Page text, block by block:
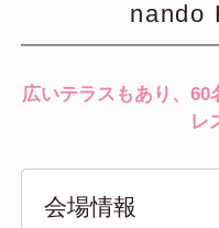
nando
広いテラスもあり、60
レ
会場情報